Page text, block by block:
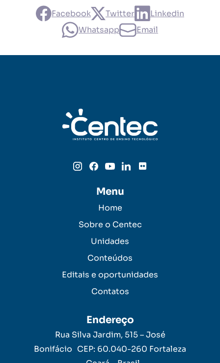
Facebook Twitter
Linkedin
Whatsapp
Email
Menu
Home
Sobre o Centec
Unidades
Conteúdos
Editais e oportunidades
Contatos
Endereço
Rua Silva Jardim, 515 – José
Bonifácio CEP: 60.040-260 Fortaleza